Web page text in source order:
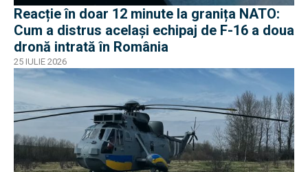
Reacție în doar 12 minute la granița NATO:
Cum a distrus același echipaj de F-16 a doua
dronă intrată în România
25 IULIE 2026